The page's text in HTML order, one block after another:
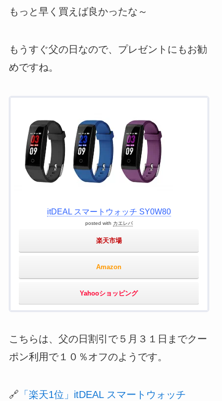
もっと早く買えば良かったな～
もうすぐ父の日なので、プレゼントにもお勧
めですね。
itDEAL スマートウォッチ SY0W80
posted with カエレバ
楽天市場
Amazon
Yahooショッピング
こちらは、父の日割引で５月３１日までクー
ポン利用で１０％オフのようです。
🔗 「楽天1位」itDEAL スマートウォッチ